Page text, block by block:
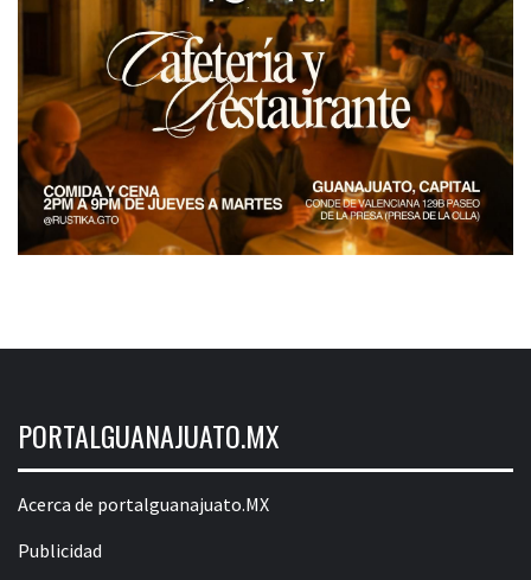
PORTALGUANAJUATO.MX
Acerca de portalguanajuato.MX
Publicidad